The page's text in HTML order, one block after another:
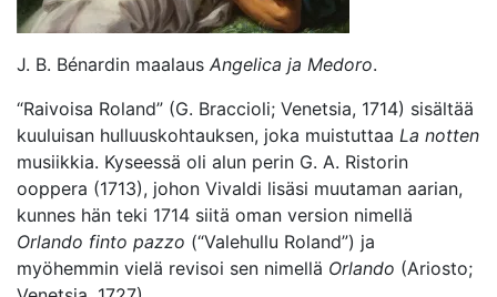
J. B. Bénardin maalaus Angelica ja Medoro.
“Raivoisa Roland” (G. Braccioli; Venetsia, 1714) sisältää
kuuluisan hulluuskohtauksen, joka muistuttaa La notten
musiikkia. Kyseessä oli alun perin G. A. Ristorin
ooppera (1713), johon Vivaldi lisäsi muutaman aarian,
kunnes hän teki 1714 siitä oman version nimellä
Orlando finto pazzo (“Valehullu Roland”) ja
myöhemmin vielä revisoi sen nimellä Orlando (Ariosto;